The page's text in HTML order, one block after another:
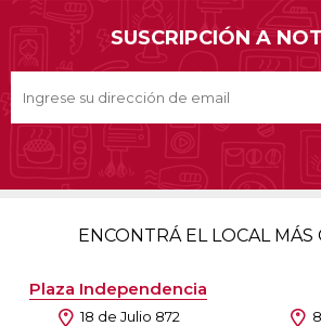
SUSCRIPCIÓN A
ENCONTRÁ EL LOCAL MÁS
Plaza Independencia
18 de Julio 872